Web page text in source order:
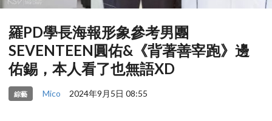
羅PD學長海報形象參考男團
SEVENTEEN圓佑&《背著善宰跑》邊
佑錫，本人看了也無語XD
綜藝 Mico 2024年9月5日 08:55